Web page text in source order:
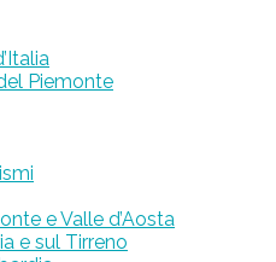
Piemonte
e Valle d’Aosta
e sul Tirreno